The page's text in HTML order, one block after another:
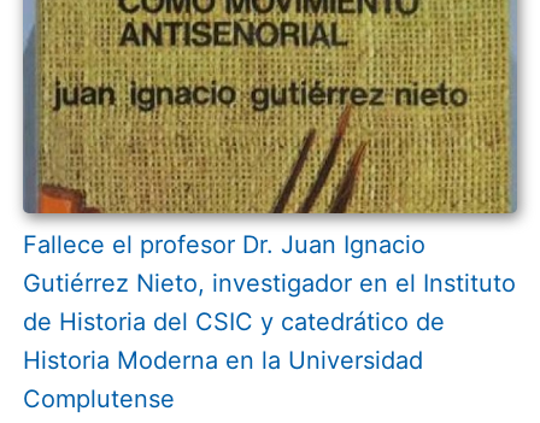
Fallece el profesor Dr. Juan Ignacio
Gutiérrez Nieto, investigador en el Instituto
de Historia del CSIC y catedrático de
Historia Moderna en la Universidad
Complutense